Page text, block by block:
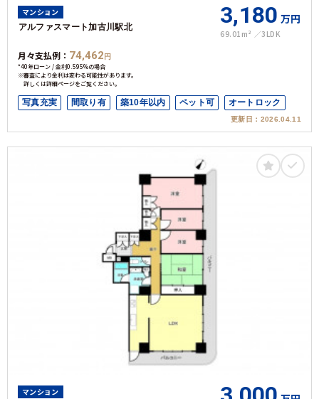
マンション
アルファスマート加古川駅北 3,180 万円
69.01m² 3LDK
月々支払例： 74,462 円
*40年ローン / 金利0.595%の場合
※審査により金利は変わる可能性があります。
詳しくは詳細ページをご覧ください。
写真充実 間取り有 築10年以内 ペット可 オートロック
更新日： 2026.04.11
マンション